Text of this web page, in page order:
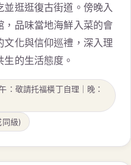
逛逛復古街道。傍晚入
，品味當地海鮮入菜的會
文化與信仰巡禮，深入理
的生活態度。
：敬請托福橫丁自理｜晚：
同級)